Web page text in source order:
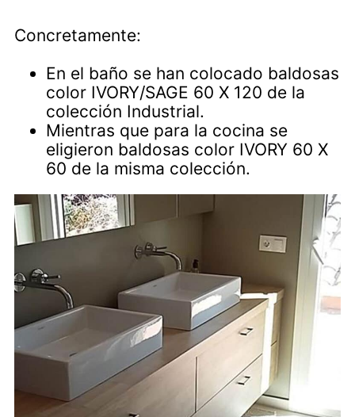
Concretamente:
En el baño se han colocado baldosas
color IVORY/SAGE 60 X 120 de la
colección Industrial.
Mientras que para la cocina se
eligieron baldosas color IVORY 60 X
60 de la misma colección.